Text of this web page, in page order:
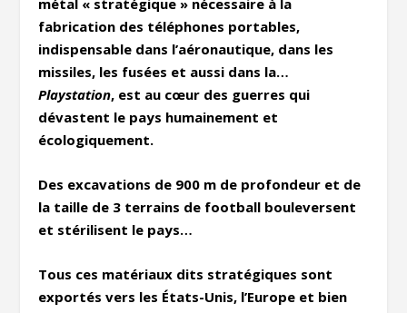
fabrication des téléphones portables,
indispensable dans l’aéronautique, dans les
missiles, les fusées et aussi dans la…
Playstation, est au cœur des guerres qui
dévastent le pays humainement et
écologiquement.
Des excavations de 900 m de profondeur et de
la taille de 3 terrains de football bouleversent
et stérilisent le pays…
Tous ces matériaux dits stratégiques sont
exportés vers les États-Unis, l’Europe et bien